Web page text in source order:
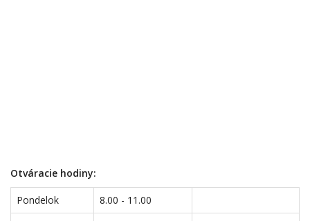
Otváracie hodiny:
Pondelok
8.00 - 11.00